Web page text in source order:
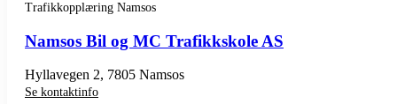
Trafikkopplæring Namsos
Namsos Bil og MC Trafikkskole AS
Hyllavegen 2, 7805 Namsos
Se kontaktinfo